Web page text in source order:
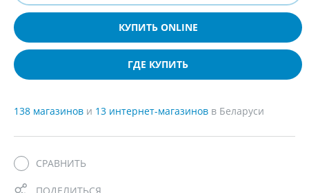
КУПИТЬ ONLINE
ГДЕ КУПИТЬ
138 магазинов и 13 интернет-магазинов в Беларуси
СРАВНИТЬ